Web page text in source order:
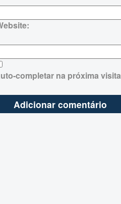
completar na próxima visita